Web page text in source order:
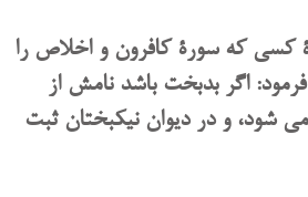
کسی که سورۀ کافرون و اخلاص را
اگر بدبخت باشد نامش از
شود، و در دیوان نیکبختان ثبت